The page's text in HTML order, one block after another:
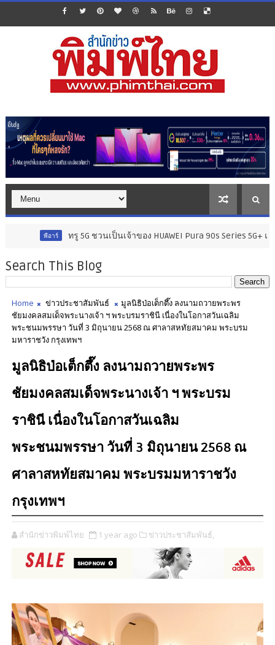
ทรู 5G ชวนเป็นเจ้าของ HUAWEI Pura 90s Series 5G+ แฟลกชิปก
Search This Blog
Home ข่าวประชาสัมพันธ์
มูลนิธิป่อเต็กตึ๊ง ลงนามถวายพระพร
ชัยมงคลสมเด็จพระนางเจ้า ฯ พระบรมราชินี เนื่องในโอกาสวันเฉลิม
พระชนมพรรษา วันที่ 3 มิถุนายน 2568 ณ ศาลาสหทัยสมาคม พระบรม
มหาราชวัง กรุงเทพฯ
มูลนิธิป่อเต็กตึ๊ง ลงนามถวายพระพร
ชัยมงคลสมเด็จพระนางเจ้า ฯ พระบรม
ราชินี เนื่องในโอกาสวันเฉลิม
พระชนมพรรษา วันที่ 3 มิถุนายน 2568 ณ
ศาลาสหทัยสมาคม พระบรมมหาราชวัง
กรุงเทพฯ
สำนักข่าวพิมพ์ไทย 1 year ago ข่าวประชาสัมพันธ์,